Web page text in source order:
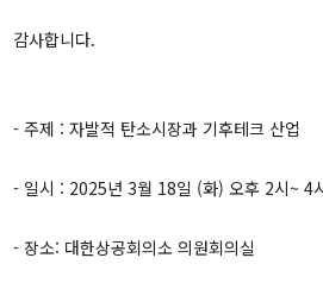
감사합니다.
- 주제 : 자발적 탄소시장과 기후테크 산업
- 일시 : 2025년 3월 18일 (화) 오후 2시~ 4
- 장소: 대한상공회의소 의원회의실
IFS소개
3주년 활동 보고 영상
인사말